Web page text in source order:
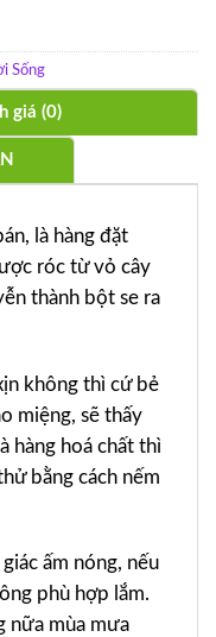
Sống
giá (0)
là hàng đặt
róc từ vỏ cây
thành bột se ra
không thì cứ bẻ
miệng, sẽ thấy
hàng hoá chất thì
bằng cách nếm
ấm nóng, nếu
phù hợp lắm.
nữa mùa mưa